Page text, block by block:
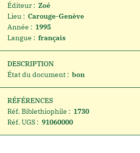
Éditeur : Zoé
Lieu : Carouge-Genève
Année : 1995
Langue : français
DESCRIPTION
État du document : bon
RÉFÉRENCES
Réf. Biblethiophile : 1730
Réf. UGS : 91060000